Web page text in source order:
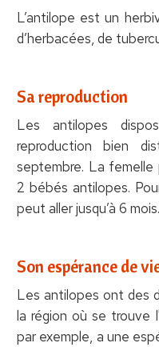
L’antilope est un
d’herbacées, de
Sa reproduction
Les antilopes
reproduction bien
septembre. La femelle
2 bébés antilopes.
peut aller jusqu’à 6 mois.
Son espérance de
Les antilopes ont des
la région où se trouve
par exemple, a une